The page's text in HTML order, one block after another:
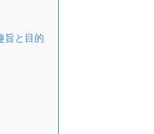
旨と目的